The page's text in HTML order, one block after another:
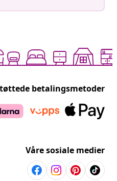
betalingsmetoder
Våre sosiale medier